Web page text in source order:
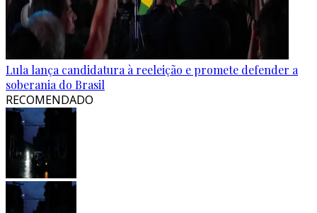
Lula lança candidatura à reeleição e promete defender a
soberania do Brasil
RECOMENDADO